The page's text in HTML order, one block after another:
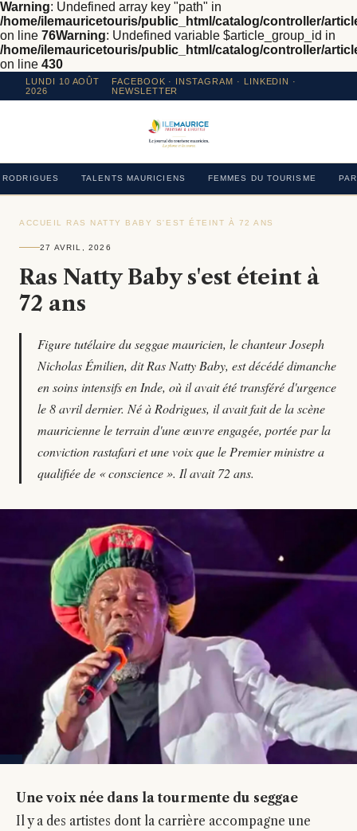
Warning: Undefined array key "path" in
/home/ilemauricetouris/public_html/catalog/controller/
on line 76Warning: Undefined variable $article_group_id in
/home/ilemauricetouris/public_html/catalog/controller/
on line 430
LUNDI 10 AOÛT
2026
FACEBOOK · INSTAGRAM · LINKEDIN ·
NEWSLETTER
RODRIGUES TALENTS MAURICIENS FEMMES DU TOURISME
ACCUEIL RAS NATTY BABY S'EST ÉTEINT À 72 ANS
27 AVRIL, 2026
Ras Natty Baby s'est éteint à
72 ans
Figure tutélaire du seggae mauricien, le chanteur Joseph
Nicholas Émilien, dit Ras Natty Baby, est décédé dimanche
en soins intensifs en Inde, où il avait été transféré d'urgence
le 8 avril dernier. Né à Rodrigues, il avait fait de la scène
mauricienne le terrain d'une œuvre engagée, portée par la
conviction rastafari et une voix que le Premier ministre a
qualifiée de « conscience ». Il avait 72 ans.
Une voix née dans la tourmente du seggae
Il y a des artistes dont la carrière accompagne une